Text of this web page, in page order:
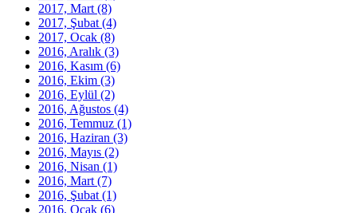
2017, Mart (8)
2017, Şubat (4)
2017, Ocak (8)
2016, Aralık (3)
2016, Kasım (6)
2016, Ekim (3)
2016, Eylül (2)
2016, Ağustos (4)
2016, Temmuz (1)
2016, Haziran (3)
2016, Mayıs (2)
2016, Nisan (1)
2016, Mart (7)
2016, Şubat (1)
2016, Ocak (6)